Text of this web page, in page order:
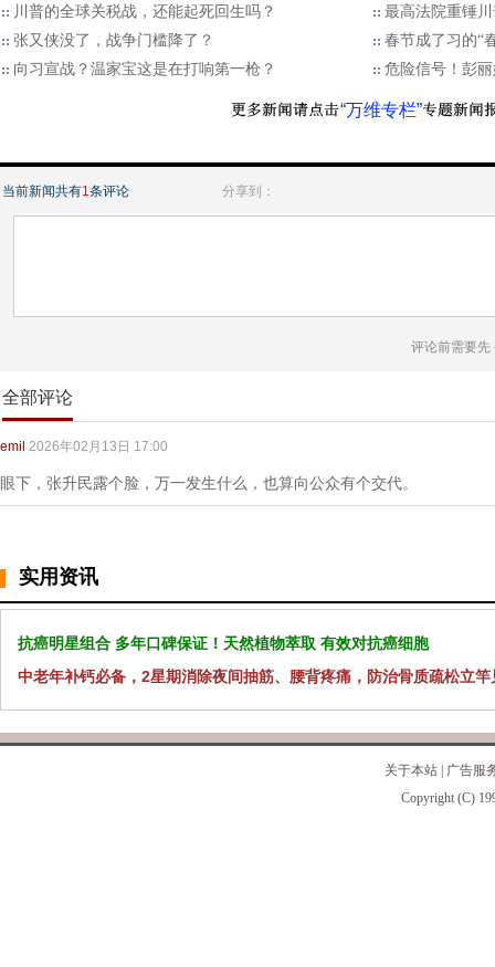
川普的全球关税战，还能起死回生吗？
最高法院重锤
张又侠没了，战争门槛降了？
春节成了习的“
向习宣战？温家宝这是在打响第一枪？
危险信号！彭
“万维专栏”
当前新闻共有1条评论 分享到：
评论前需要先
全部评论
emil 2026年02月13日 17:00
眼下，张升民露个脸，万一发生什么，也算向公众有个交代。
实用资讯
抗癌明星组合 多年口碑保证！天然植物萃取 有效对抗癌细胞
中老年补钙必备，2星期消除夜间抽筋、腰背疼痛，防治骨质疏松立竿
关于本站
广告服
Copyright (C)